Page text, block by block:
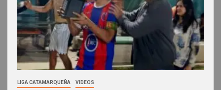
LIGA CATAMARQUEÑA VIDEOS